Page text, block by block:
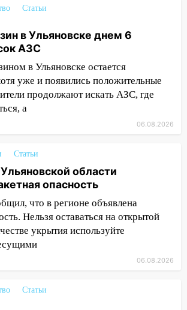
Радищева сбили
авария в Ульяновске
до квартиры и ограбил:
женщины оказался
ограничат движение
ДТП и получили
рублей: перед
банда
произошел крупный пожар
обращении с
Статьи
в Ульяновске днем 6
АЗС
в Ульяновске остается
уже и появились положительные
продолжают искать АЗС, где
а
06.08.2026
Статьи
области
опасность
что в регионе объявлена
Нельзя оставаться на открытой
укрытия используйте
06.08.2026
Статьи